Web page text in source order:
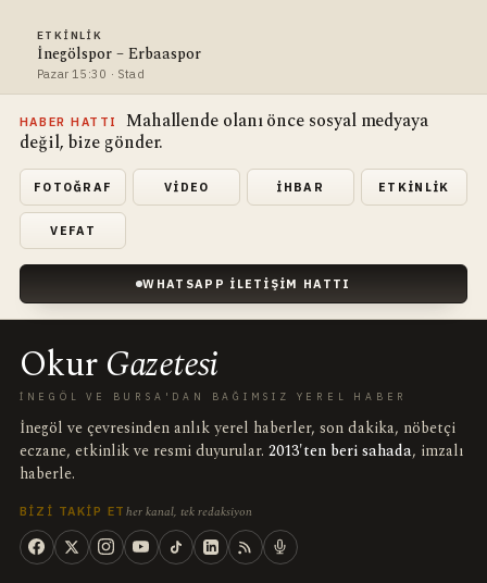
ETKINLIK
İnegölspor – Erbaaspor
Pazar 15:30 · Stad
HABER HATTI
Mahallende olanı önce sosyal medyaya
değil, bize gönder.
FOTOĞRAF VIDEO İHBAR ETKINLIK
VEFAT
WHATSAPP İLETIŞIM HATTI
OkurGazetesi
İNEGÖL VE BURSA'DAN BAĞIMSIZ YEREL HABER
İnegöl ve çevresinden anlık yerel haberler, son dakika, nöbetçi
eczane, etkinlik ve resmi duyurular. 2013'ten beri sahada, imzalı
haberle.
BIZI TAKIP ET her kanal, tek redaksiyon